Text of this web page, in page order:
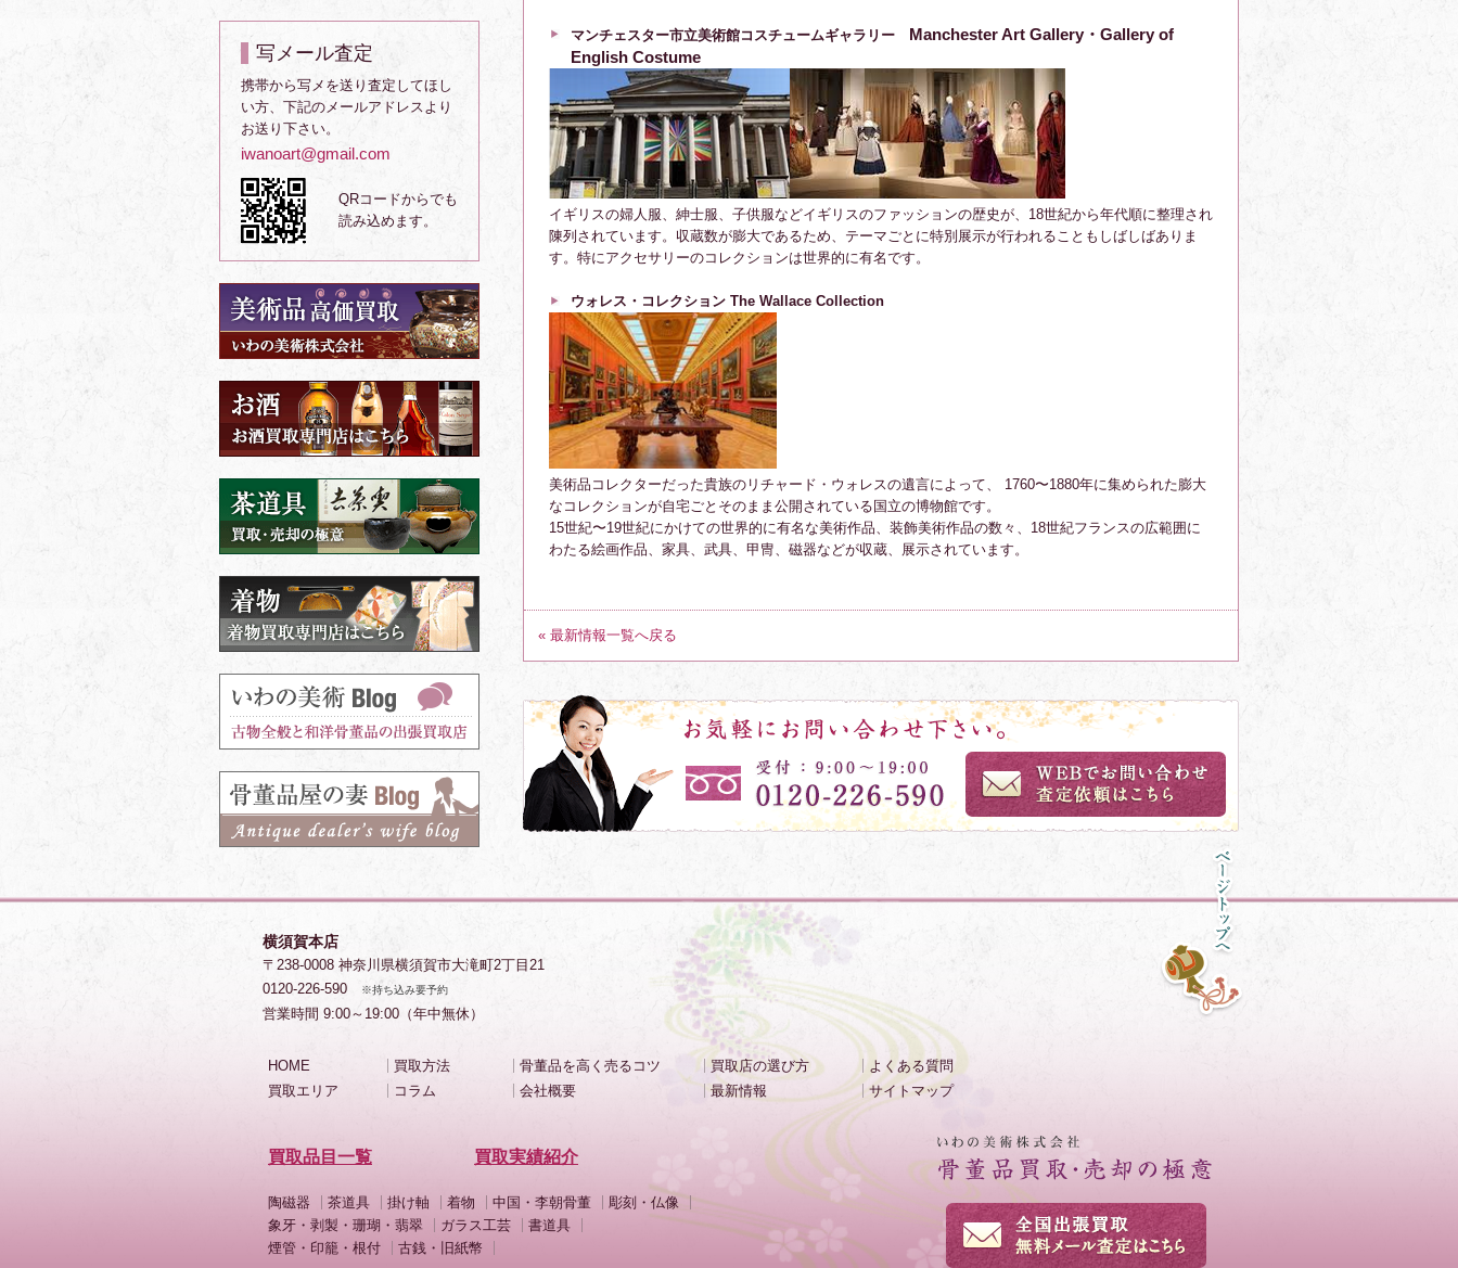
マンチェスター市立美術館コスチュームギャラリー Manchester Art Gallery・Gallery of
English Costume
イギリスの婦人服、紳士服、子供服などイギリスのファッションの歴史が、18世紀から年代順に整理され
陳列されています。収蔵数が膨大であるため、テーマごとに特別展示が行われることもしばしばありま
す。特にアクセサリーのコレクションは世界的に有名です。
ウォレス・コレクション The Wallace Collection
美術品コレクターだった貴族のリチャード・ウォレスの遺言によって、 1760〜1880年に集められた膨大
なコレクションが自宅ごとそのまま公開されている国立の博物館です。
15世紀〜19世紀にかけての世界的に有名な美術作品、装飾美術作品の数々、18世紀フランスの広範囲に
わたる絵画作品、家具、武具、甲冑、磁器などが収蔵、展示されています。
« 最新情報一覧へ戻る
写メール査定
携帯から写メを送り査定してほし
い方、下記のメールアドレスより
お送り下さい。
iwanoart@gmail.com
QRコードからでも
読み込めます。
横須賀本店
〒238-0008 神奈川県横須賀市大滝町2丁目21
0120-226-590
※持ち込み要予約
営業時間 9:00～19:00（年中無休）
HOME 買取方法 骨董品を高く売るコツ 買取店の選び方
よくある質問
買取エリア
コラム 会社概要 最新情報 サイトマップ
買取品目一覧 買取実績紹介
陶磁器 茶道具 掛け軸 着物 中国・李朝骨董
彫刻・仏像
象牙・剥製・珊瑚・翡翠
ガラス工芸
書道具
煙管・印籠・根付
古銭・旧紙幣